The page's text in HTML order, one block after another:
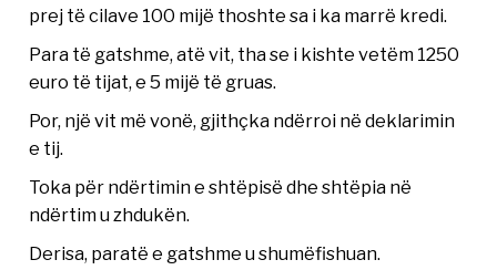
prej të cilave 100 mijë thoshte sa i ka marrë kredi.
Para të gatshme, atë vit, tha se i kishte vetëm 1250
euro të tijat, e 5 mijë të gruas.
Por, një vit më vonë, gjithçka ndërroi në deklarimin
e tij.
Toka për ndërtimin e shtëpisë dhe shtëpia në
ndërtim u zhdukën.
Derisa, paratë e gatshme u shumëfishuan.